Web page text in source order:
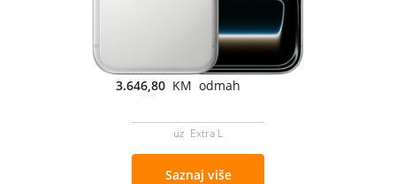
3.646,80 KM odmah
uz Extra L
Saznaj više